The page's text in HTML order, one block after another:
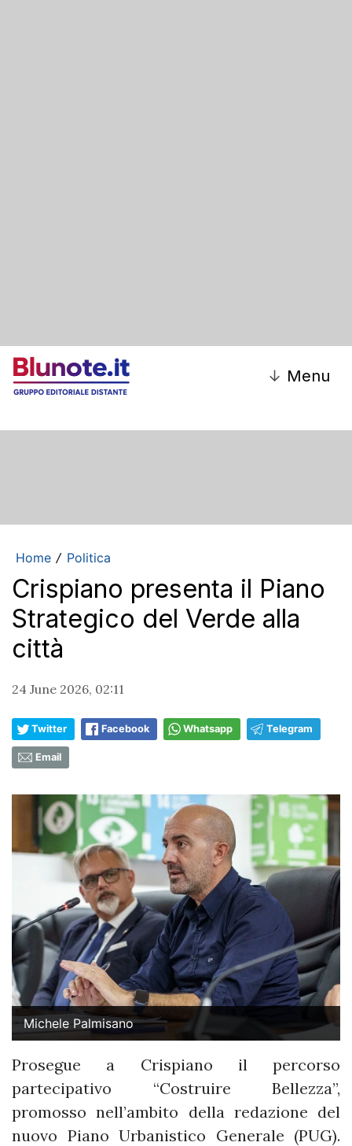
↓ Menu
Home / Politica
Crispiano presenta il Piano
Strategico del Verde alla
città
24 June 2026, 02:11
Twitter Facebook Whatsapp Telegram
Email
Michele Palmisano
Prosegue a Crispiano il percorso
partecipativo “Costruire Bellezza”,
promosso nell’ambito della redazione del
nuovo Piano Urbanistico Generale (PUG).